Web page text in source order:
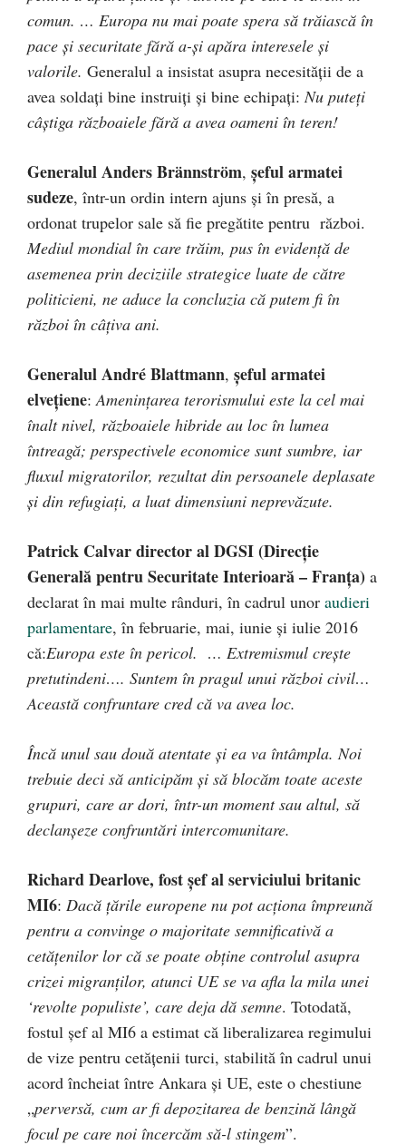
comun. … Europa nu mai poate spera să trăiască în
pace şi securitate fără a-şi apăra interesele şi
valorile. Generalul a insistat asupra necesităţii de a
avea soldaţi bine instruiţi şi bine echipaţi:Nu puteţi
câştiga războaiele fără a avea oameni în teren!
Generalul Anders Brännström, şeful armatei
sudeze, într-un ordin intern ajuns şi în presă, a
ordonat trupelor sale să fie pregătite pentru război.
Mediul mondial în care trăim, pus în evidenţă de
asemenea prin deciziile strategice luate de către
politicieni, ne aduce la concluzia că putem fi în
război în câţiva ani.
Generalul André Blattmann, şeful armatei
elveţiene:Ameninţarea terorismului este la cel mai
înalt nivel, războaiele hibride au loc în lumea
întreagă; perspectivele economice sunt sumbre, iar
fluxul migratorilor, rezultat din persoanele deplasate
şi din refugiaţi, a luat dimensiuni neprevăzute.
Patrick Calvar director al DGSI (Direcţie
Generală pentru Securitate Interioară – Franţa) a
declarat în mai multe rânduri, în cadrul unor audieri
parlamentare, în februarie, mai, iunie şi iulie 2016
că:Europa este în pericol. … Extremismul creşte
pretutindeni…. Suntem în pragul unui război civil…
Această confruntare cred că va avea loc.
Încă unul sau două atentate şi ea va întâmpla. Noi
trebuie deci să anticipăm şi să blocăm toate aceste
grupuri, care ar dori, într-un moment sau altul, să
declanşeze confruntări intercomunitare.
Richard Dearlove, fost şef al serviciului britanic
MI6: Dacă țările europene nu pot acționa împreună
pentru a convinge o majoritate semnificativă a
cetățenilor lor că se poate obține controlul asupra
crizei migranților, atunci UE se va afla la mila unei
‘revolte populiste’, care deja dă semne. Totodată,
fostul șef al MI6 a estimat că liberalizarea regimului
de vize pentru cetățenii turci, stabilită în cadrul unui
acord încheiat între Ankara și UE, este o chestiune
„perversă, cum ar fi depozitarea de benzină lângă
focul pe care noi încercăm să-l stingem”.